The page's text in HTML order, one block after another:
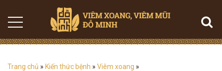
Trang chủ » Kiến thức bệnh » Viêm xoang »